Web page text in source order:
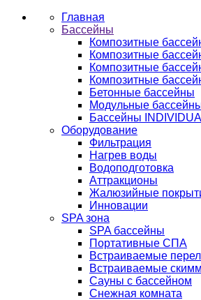
Главная
Бассейны
Композитные
Композитные
Композитные
Композитные
Бетонные бассейны
Модульные
Бассейны
Оборудование
Фильтрация
Нагрев воды
Водоподготовка
Аттракционы
Жалюзийные
Инновации
SPA зона
SPA бассейны
Портативные СПА
Встраиваемые
Встраиваемые
Сауны с бассейном
Снежная комната